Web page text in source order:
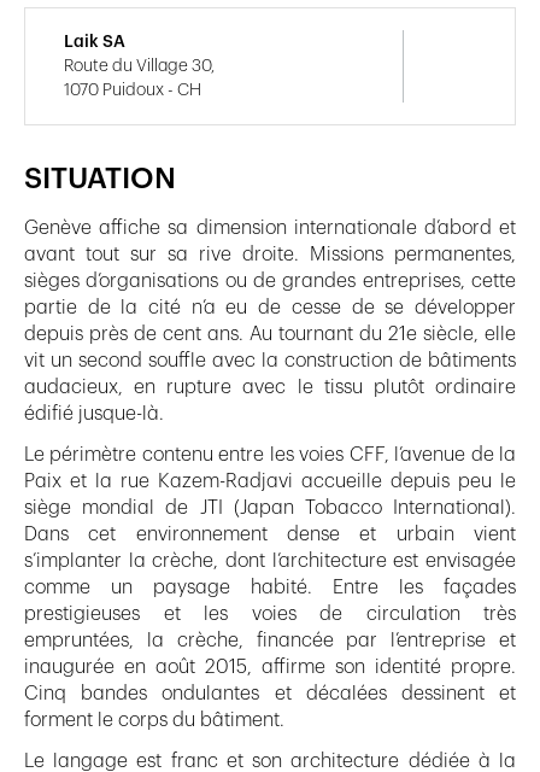
SITUATION
Genève affiche sa dimension internationale d’abord et
avant tout sur sa rive droite. Missions permanentes,
sièges d’organisations ou de grandes entreprises, cette
partie de la cité n’a eu de cesse de se développer
depuis près de cent ans. Au tournant du 21e siècle, elle
vit un second souffle avec la construction de bâtiments
audacieux, en rupture avec le tissu plutôt ordinaire
édifié jusque-là.
Le périmètre contenu entre les voies CFF, l’avenue de la
Paix et la rue Kazem-Radjavi accueille depuis peu le
siège mondial de JTI (Japan Tobacco International).
Dans cet environnement dense et urbain vient
s’implanter la crèche, dont l’architecture est envisagée
comme un paysage habité. Entre les façades
prestigieuses et les voies de circulation très
empruntées, la crèche, financée par l’entreprise et
inaugurée en août 2015, affirme son identité propre.
Cinq bandes ondulantes et décalées dessinent et
forment le corps du bâtiment.
Le langage est franc et son architecture dédiée à la
Laik SA
Route du Village 30,
1070 Puidoux - CH